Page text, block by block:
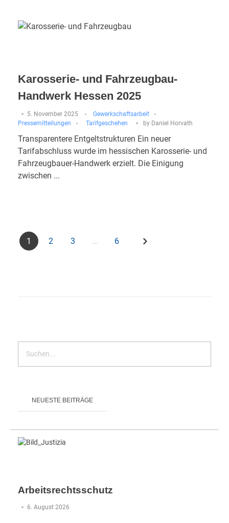
Karosserie- und Fahrzeugbau-
Handwerk Hessen 2025
5. November 2025
Gewerkschaftsarbeit
Pressemitteilungen
Tarifgeschehen by Daniel Horvath
Transparentere Entgeltstrukturen Ein neuer
Tarifabschluss wurde im hessischen Karosserie- und
Fahrzeugbauer-Handwerk erzielt. Die Einigung
zwischen ...
1 2 3 ... 6
NEUESTE BEITRÄGE
Arbeitsrechtsschutz
6. August 2026